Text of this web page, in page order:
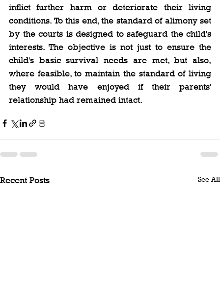
inflict further harm or deteriorate their living
conditions. To this end, the standard of alimony set
by the courts is designed to safeguard the child's
interests. The objective is not just to ensure the
child's basic survival needs are met, but also,
where feasible, to maintain the standard of living
they would have enjoyed if their parents'
relationship had remained intact.
Recent Posts See All